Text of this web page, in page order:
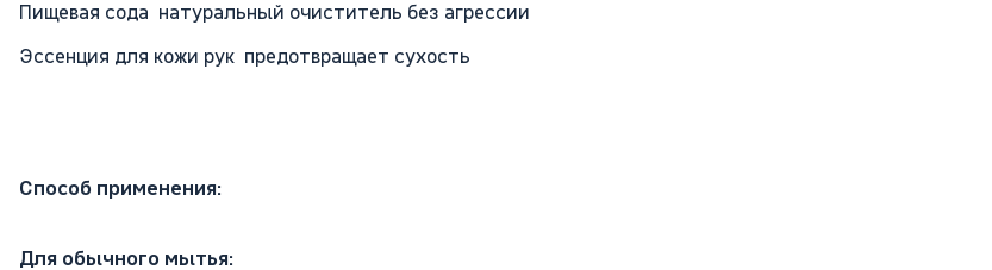
Пищевая сода натуральный очиститель без агрессии
Эссенция для кожи рук предотвращает сухость
Способ применения:
Для обычного мытья: